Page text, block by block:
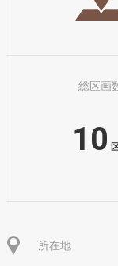
総区画
10
所在地